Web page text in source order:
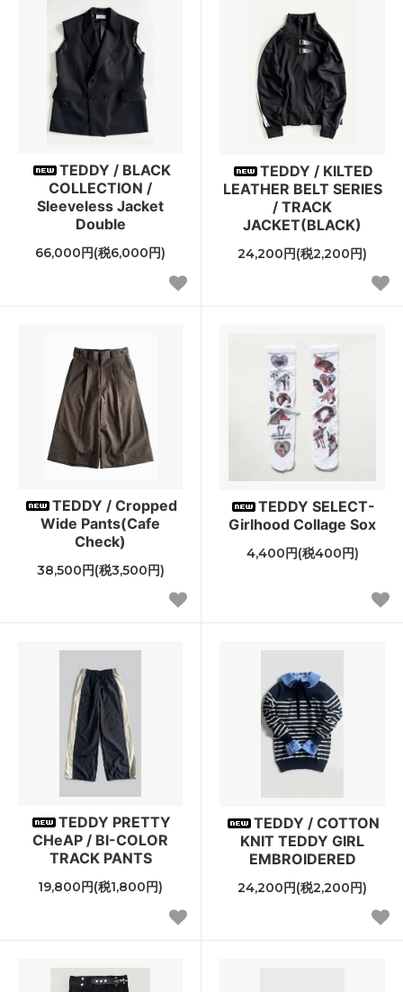
TEDDY / BLACK
COLLECTION /
Sleeveless Jacket
Double
66,000円(税6,000円)
TEDDY / KILTED
LEATHER BELT SERIES
/ TRACK
JACKET(BLACK)
24,200円(税2,200円)
TEDDY / Cropped
Wide Pants(Cafe
Check)
38,500円(税3,500円)
TEDDY SELECT-
Girlhood Collage Sox
4,400円(税400円)
TEDDY PRETTY
CHeAP / BI-COLOR
TRACK PANTS
19,800円(税1,800円)
TEDDY / COTTON
KNIT TEDDY GIRL
EMBROIDERED
24,200円(税2,200円)